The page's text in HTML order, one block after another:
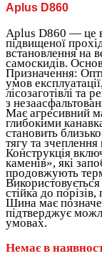
Aplus D860
Aplus D860 — це
підвищеної
встановлення на
самоскидів.
Призначення:
умов
лісозаготівлі та
з
Має агресивний
глибокими
становить
тягу та
Конструкція
каменів», які
продовжують
стійка до
Шина має
підтверджує
умовах.
Немає в